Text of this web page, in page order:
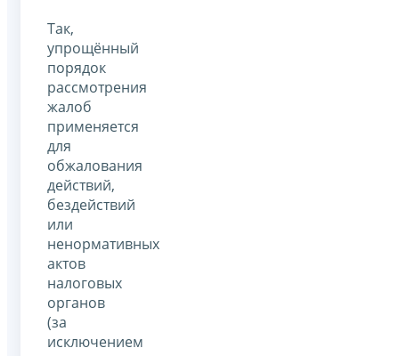
Так,
упрощённый
порядок
рассмотрения
жалоб
применяется
для
обжалования
действий,
бездействий
или
ненормативных
актов
налоговых
органов
(за
исключением